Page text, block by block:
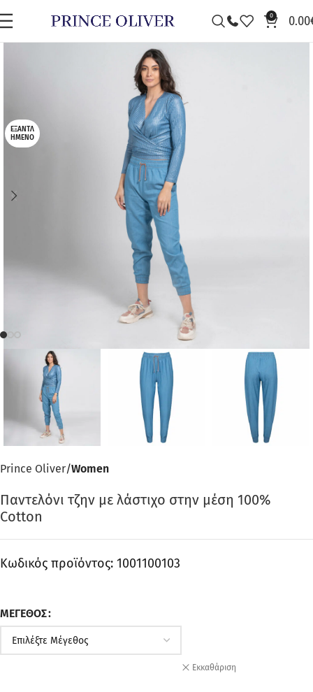
0 0.00
ΕΞΑΝΤΛ
ΗΜΈΝΟ
Prince Oliver Women
Παντελόνι τζην με λάστιχο στην μέση 100%
Cotton
Κωδικός προϊόντος: 1001100103
ΜΈΓΕΘΟΣ
Εκκαθάριση